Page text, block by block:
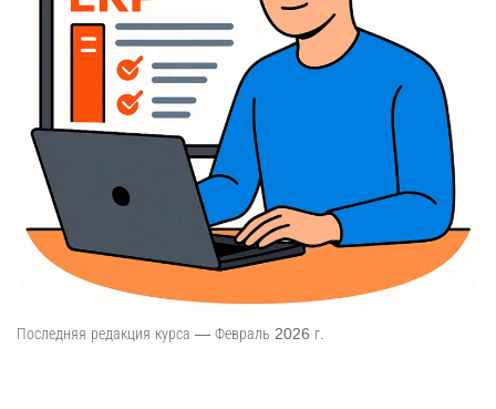
Последняя редакция курса — Февраль 2026 г.